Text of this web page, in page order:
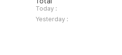
문
자
수
Today :
Yesterday :